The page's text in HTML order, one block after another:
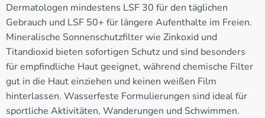
Dermatologen mindestens LSF 30 für den täglichen
Gebrauch und LSF 50+ für längere Aufenthalte im Freien.
Mineralische Sonnenschutzfilter wie Zinkoxid und
Titandioxid bieten sofortigen Schutz und sind besonders
für empfindliche Haut geeignet, während chemische Filter
gut in die Haut einziehen und keinen weißen Film
hinterlassen. Wasserfeste Formulierungen sind ideal für
sportliche Aktivitäten, Wanderungen und Schwimmen.